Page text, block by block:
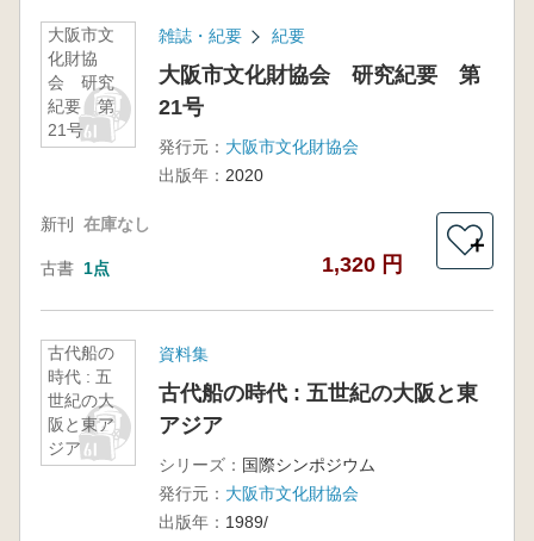
大阪市文
化財協
会 研究
紀要 第
21号
雑誌・紀要 紀要
大阪市文化財協会 研究紀要 第
21号
発行元： 大阪市文化財協会
出版年： 2020
新刊 在庫なし
古書 1点 1,320 円
＋
古代船の
時代 : 五
世紀の大
阪と東ア
ジア
資料集
古代船の時代 : 五世紀の大阪と東
アジア
シリーズ： 国際シンポジウム
発行元： 大阪市文化財協会
出版年： 1989/